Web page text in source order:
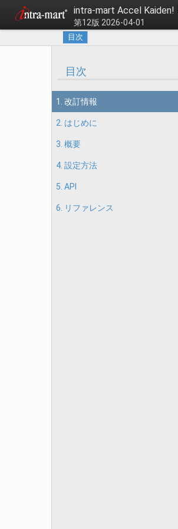
intra-mart Accel Kaiden!
第12版 2026-04-01
目次
目次
1. 改訂情報
2. はじめに
3. 概要
4. 設定方法
5. API
6. リファレンス